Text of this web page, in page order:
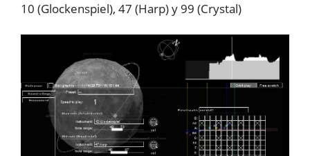
10 (Glockenspiel), 47 (Harp) y 99 (Crystal)